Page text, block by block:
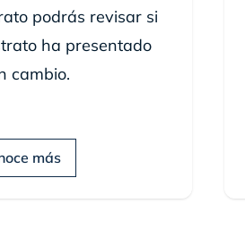
podrás revisar si
ha presentado
cambio.
más